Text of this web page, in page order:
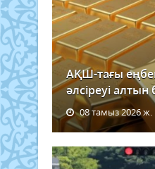
АҚШ-тағы
әлсіреуі алтын
08 тамыз 2026 ж.